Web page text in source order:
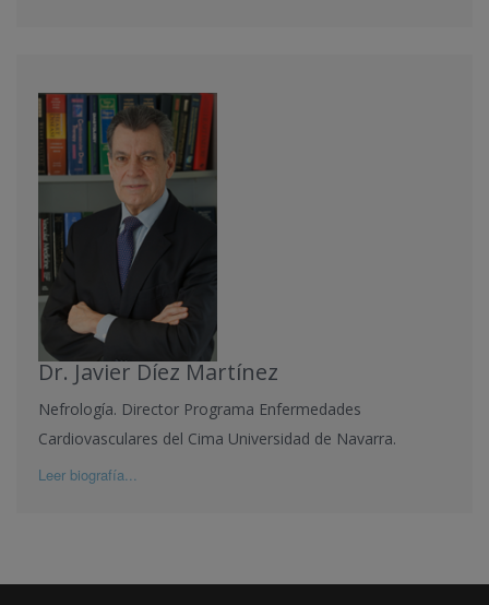
Dr. Javier Díez Martínez
Nefrología. Director Programa Enfermedades
Cardiovasculares del Cima Universidad de Navarra.
Leer biografía...